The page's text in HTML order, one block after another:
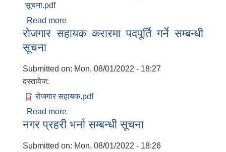
सूचना.pdf
Read more
आव्हानको सूचना
रोजगार सहायक करारमा पदपूर्ति गर्ने सम्बन्धी
सूचना
Submitted on: Mon, 08/01/2022 - 18:27
दस्तावेज:
रोजगार सहायक.pdf
Read more
सूचना
नगर प्रहरी भर्ना सम्बन्धी सूचना
Submitted on: Mon, 08/01/2022 - 18:26